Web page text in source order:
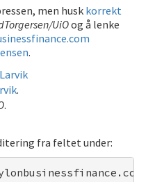
men husk korrekt
UiOog å lenke
.
.
.
fra feltet under: